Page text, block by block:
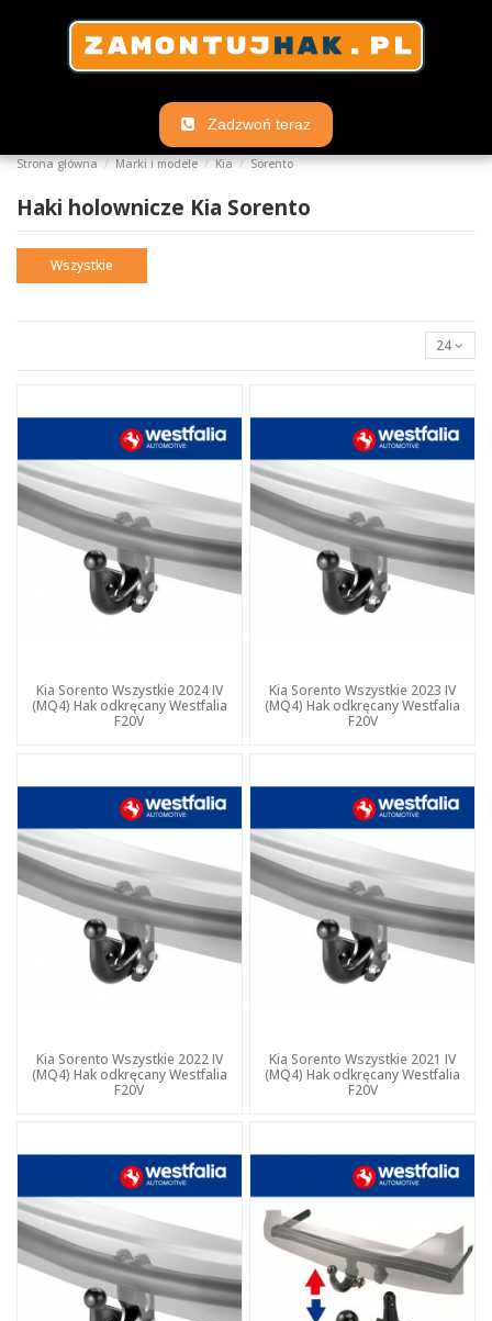
Zadzwoń teraz
Strona główna Marki i modele Kia Sorento
Haki holownicze Kia Sorento
Wszystkie
24
Kia Sorento Wszystkie 2024 IV
(MQ4) Hak odkręcany Westfalia
F20V
Kia Sorento Wszystkie 2023 IV
(MQ4) Hak odkręcany Westfalia
F20V
Kia Sorento Wszystkie 2022 IV
(MQ4) Hak odkręcany Westfalia
F20V
Kia Sorento Wszystkie 2021 IV
(MQ4) Hak odkręcany Westfalia
F20V